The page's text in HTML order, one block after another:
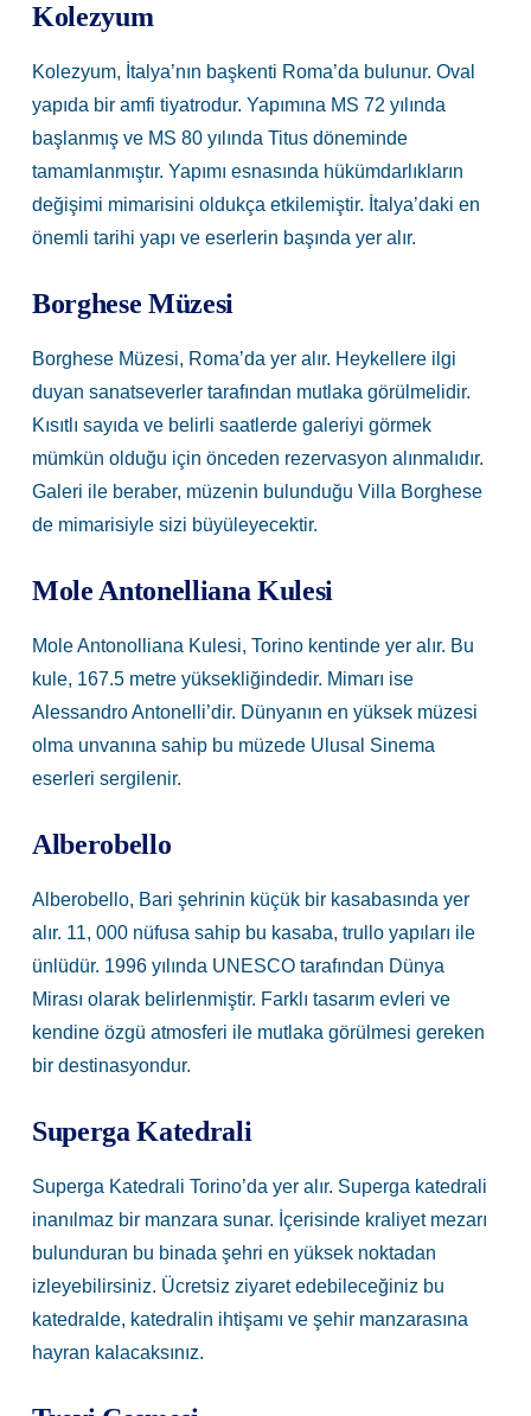
Kolezyum
Kolezyum, İtalya’nın başkenti Roma’da bulunur. Oval
yapıda bir amfi tiyatrodur. Yapımına MS 72 yılında
başlanmış ve MS 80 yılında Titus döneminde
tamamlanmıştır. Yapımı esnasında hükümdarlıkların
değişimi mimarisini oldukça etkilemiştir. İtalya’daki en
önemli tarihi yapı ve eserlerin başında yer alır.
Borghese Müzesi
Borghese Müzesi, Roma’da yer alır. Heykellere ilgi
duyan sanatseverler tarafından mutlaka görülmelidir.
Kısıtlı sayıda ve belirli saatlerde galeriyi görmek
mümkün olduğu için önceden rezervasyon alınmalıdır.
Galeri ile beraber, müzenin bulunduğu Villa Borghese
de mimarisiyle sizi büyüleyecektir.
Mole Antonelliana Kulesi
Mole Antonolliana Kulesi, Torino kentinde yer alır. Bu
kule, 167.5 metre yüksekliğindedir. Mimarı ise
Alessandro Antonelli’dir. Dünyanın en yüksek müzesi
olma unvanına sahip bu müzede Ulusal Sinema
eserleri sergilenir.
Alberobello
Alberobello, Bari şehrinin küçük bir kasabasında yer
alır. 11, 000 nüfusa sahip bu kasaba, trullo yapıları ile
ünlüdür. 1996 yılında UNESCO tarafından Dünya
Mirası olarak belirlenmiştir. Farklı tasarım evleri ve
kendine özgü atmosferi ile mutlaka görülmesi gereken
bir destinasyondur.
Superga Katedrali
Superga Katedrali Torino’da yer alır. Superga katedrali
inanılmaz bir manzara sunar. İçerisinde kraliyet mezarı
bulunduran bu binada şehri en yüksek noktadan
izleyebilirsiniz. Ücretsiz ziyaret edebileceğiniz bu
katedralde, katedralin ihtişamı ve şehir manzarasına
hayran kalacaksınız.